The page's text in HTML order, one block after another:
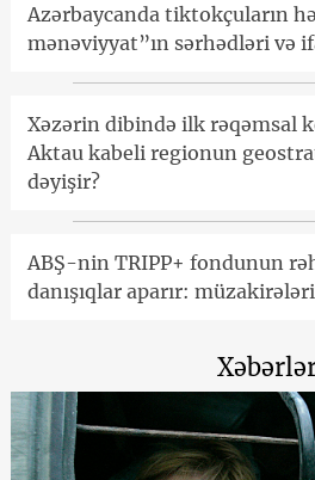
Azərbaycanda tiktokçuların
mənəviyyat”ın sərhədləri və
Xəzərin dibində ilk rəqəmsal
Aktau kabeli regionun
dəyişir?
ABŞ-nin TRIPP+ fondunun
danışıqlar aparır: